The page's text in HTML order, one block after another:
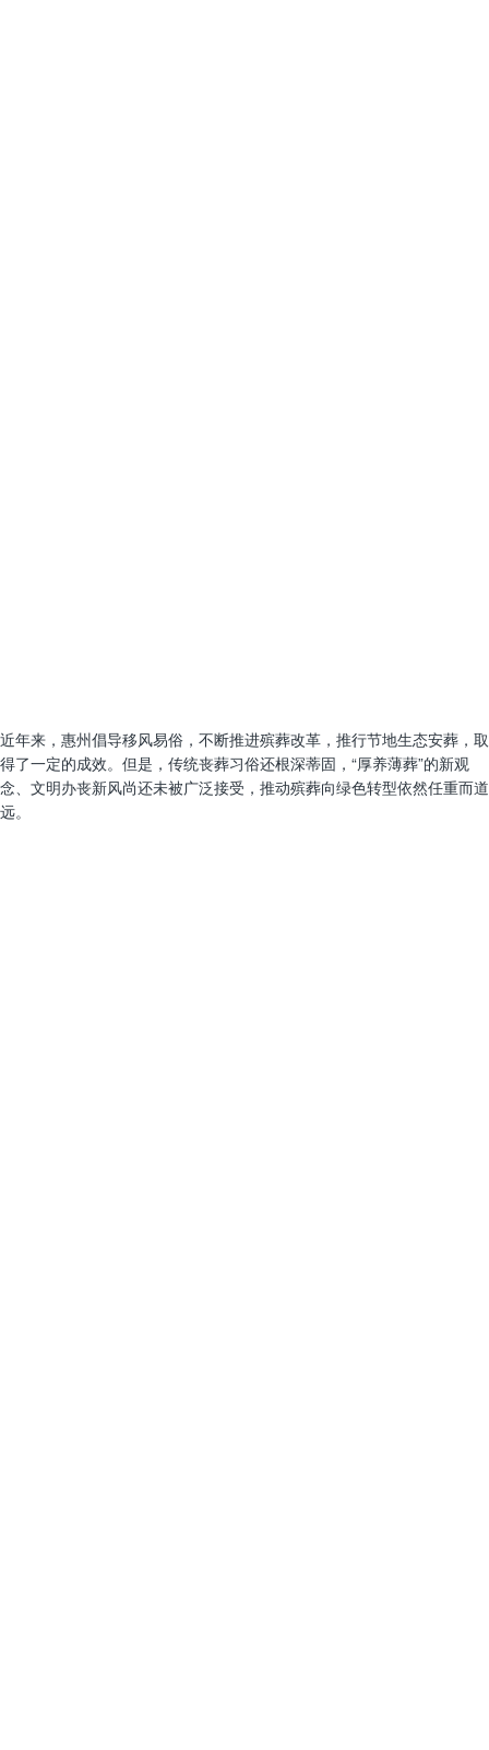
近年来，惠州倡导移风易俗，不断推进殡葬改革，推行节地生态安葬，取
得了一定的成效。但是，传统丧葬习俗还根深蒂固，“厚养薄葬”的新观
念、文明办丧新风尚还未被广泛接受，推动殡葬向绿色转型依然任重而道
远。